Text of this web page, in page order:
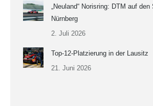
„Neuland“ Norisring: DTM auf
Nürnberg
2. Juli 2026
Top-12-Platzierung in der Lausitz
21. Juni 2026